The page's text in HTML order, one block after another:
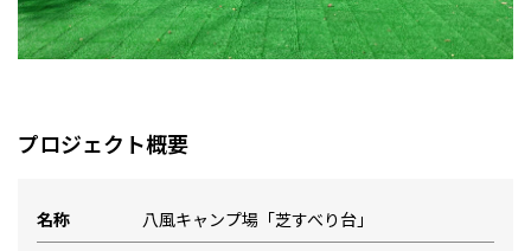
プロジェクト概要
名称 八風キャンプ場「芝すべり台」